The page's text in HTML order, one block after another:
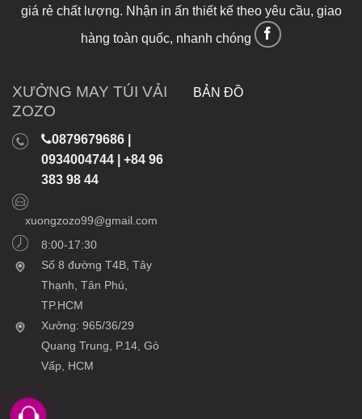
giá rẻ chất lượng. Nhận in ấn thiết kế theo yêu cầu, giao
hàng toàn quốc, nhanh chóng
XƯỞNG MAY TÚI VẢI
ZOZO
0879679686 |
0934004744 | +84 96
383 98 44
xuongzozo99@gmail.com
8:00-17:30
Số 8 đường T4B, Tây
Thạnh, Tân Phú,
TP.HCM
Xưởng: 965/36/29
Quang Trung, P.14, Gò
Vấp, HCM
BẢN ĐỒ